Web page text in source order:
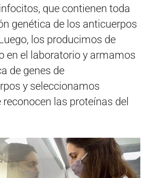
que contienen toda
genética de los anticuerpos
los producimos de
en el laboratorio y armamos
de genes de
y seleccionamos
las proteínas del